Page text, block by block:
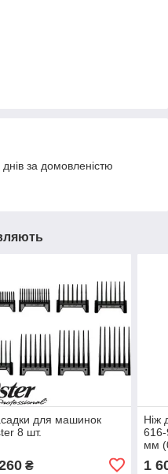
за домовленістю
для машинок
8 шт.
₴
Ніж
мм
1